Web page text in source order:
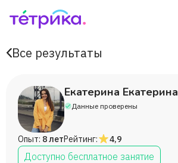
Все результаты
Екатерина Екатерина
Данные проверены
Опыт: 8 летРейтинг: 4,9
Доступно бесплатное занятие